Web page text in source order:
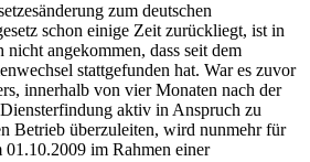
zum deutschen
schon einige Zeit zurückliegt, ist in
angekommen, dass seit dem
stattgefunden hat. War es zuvor
innerhalb von vier Monaten nach der
aktiv in Anspruch zu
Betrieb überzuleiten, wird nunmehr für
im Rahmen einer